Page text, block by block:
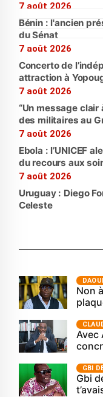
7 août 2026
Bénin : l'ancien
du Sénat
7 août 2026
Concerto de
attraction à
7 août 2026
“Un message clair
des militaires au
7 août 2026
Ebola : l’UNICEF
du recours aux
7 août 2026
Uruguay : Diego
Celeste
Non
Avec
GBI
Gbi